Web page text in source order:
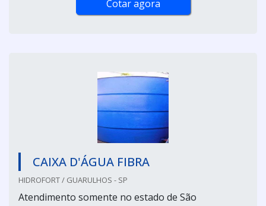
Cotar agora
CAIXA D'ÁGUA FIBRA
HIDROFORT / GUARULHOS - SP
Atendimento somente no estado de São